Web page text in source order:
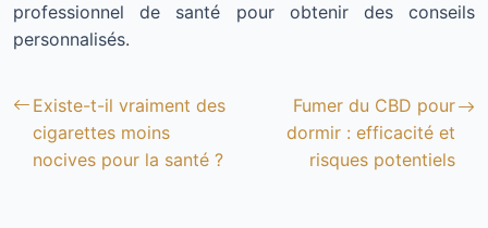
professionnel de santé pour obtenir des conseils
personnalisés.
Existe-t-il vraiment des
cigarettes moins
nocives pour la santé ?
Fumer du CBD pour
dormir : efficacité et
risques potentiels